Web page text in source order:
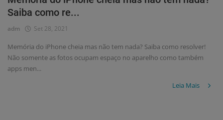
Saiba como re...
adm Set 28, 2021
Memória do iPhone cheia mas não tem nada? Saiba como resolver!
Não somente as fotos ocupam espaço no aparelho como também
apps men...
Leia Mais